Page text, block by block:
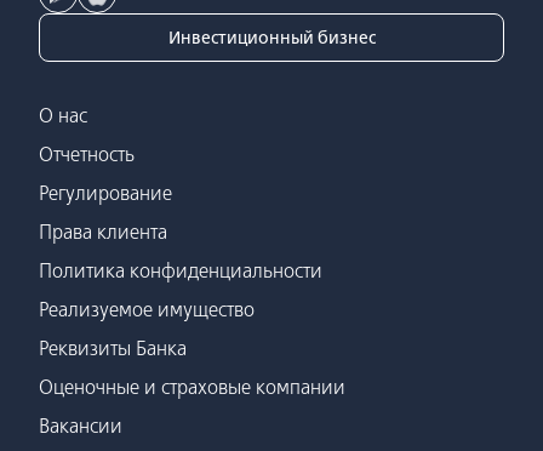
Инвестиционный бизнес
О нас
Отчетность
Регулирование
Права клиента
Политика конфиденциальности
Реализуемое имущество
Реквизиты Банка
Оценочные и страховые компании
Вакансии